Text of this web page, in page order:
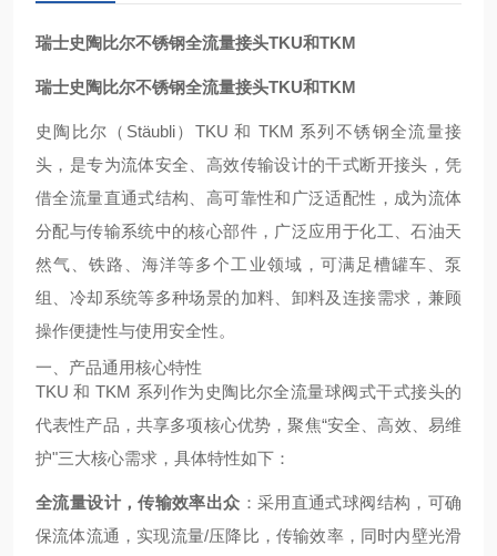
瑞士史陶比尔不锈钢全流量接头TKU和TKM
瑞士史陶比尔不锈钢全流量接头TKU和TKM
史陶比尔（Stäubli）TKU 和 TKM 系列不锈钢全流量接
头，是专为流体安全、高效传输设计的干式断开接头，凭
借全流量直通式结构、高可靠性和广泛适配性，成为流体
分配与传输系统中的核心部件，广泛应用于化工、石油天
然气、铁路、海洋等多个工业领域，可满足槽罐车、泵
组、冷却系统等多种场景的加料、卸料及连接需求，兼顾
操作便捷性与使用安全性。
一、产品通用核心特性
TKU 和 TKM 系列作为史陶比尔全流量球阀式干式接头的
代表性产品，共享多项核心优势，聚焦“安全、高效、易维
护"三大核心需求，具体特性如下：
全流量设计，传输效率出众 ：采用直通式球阀结构，可确
保流体流通，实现流量/压降比，传输效率，同时内壁光滑